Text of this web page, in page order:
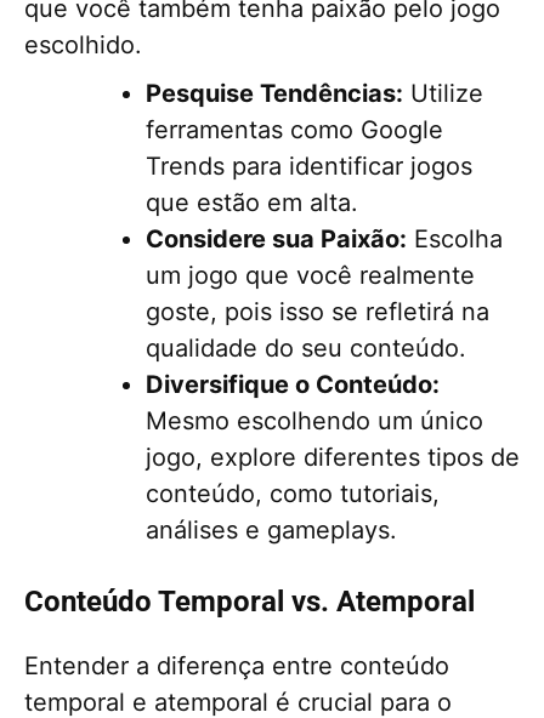
que você também tenha paixão pelo jogo
escolhido.
Pesquise Tendências: Utilize
ferramentas como Google
Trends para identificar jogos
que estão em alta.
Considere sua Paixão: Escolha
um jogo que você realmente
goste, pois isso se refletirá na
qualidade do seu conteúdo.
Diversifique o Conteúdo:
Mesmo escolhendo um único
jogo, explore diferentes tipos de
conteúdo, como tutoriais,
análises e gameplays.
Conteúdo Temporal vs. Atemporal
Entender a diferença entre conteúdo
temporal e atemporal é crucial para o